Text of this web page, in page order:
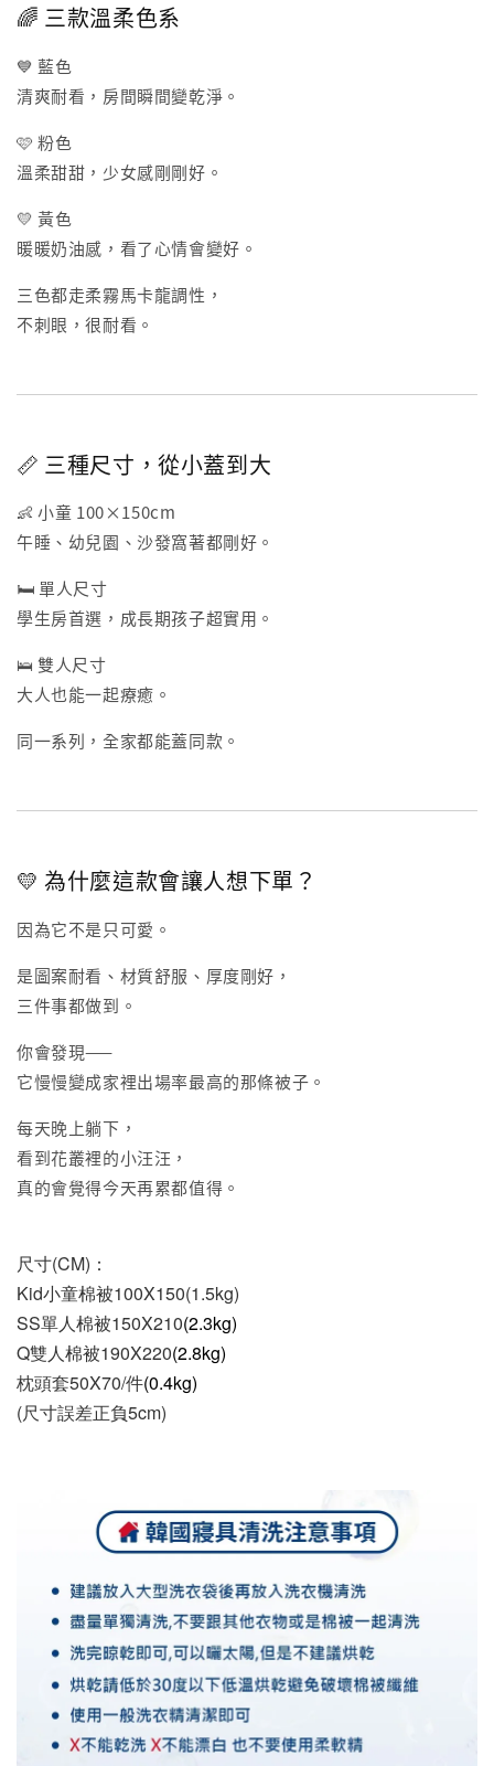
🌈 三款溫柔色系
💙 藍色
清爽耐看，房間瞬間變乾淨。
🩷 粉色
溫柔甜甜，少女感剛剛好。
💛 黃色
暖暖奶油感，看了心情會變好。
三色都走柔霧馬卡龍調性，
不刺眼，很耐看。
📏 三種尺寸，從小蓋到大
👶 小童 100×150cm
午睡、幼兒園、沙發窩著都剛好。
🛏 單人尺寸
學生房首選，成長期孩子超實用。
🛌 雙人尺寸
大人也能一起療癒。
同一系列，全家都能蓋同款。
💛 為什麼這款會讓人想下單？
因為它不是只可愛。
是圖案耐看、材質舒服、厚度剛好，
三件事都做到。
你會發現——
它慢慢變成家裡出場率最高的那條被子。
每天晚上躺下，
看到花叢裡的小汪汪，
真的會覺得今天再累都值得。
尺寸(CM)：
Kid小童棉被100X150(1.5kg)
SS單人棉被150X210(2.3kg)
Q雙人棉被190X220(2.8kg)
枕頭套50X70/件(0.4kg)
(尺寸誤差正負5cm)